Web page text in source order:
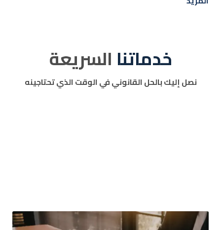
خدماتنا السريعة
نصل إليك بالحل القانوني في الوقت الذي تحتاجينه